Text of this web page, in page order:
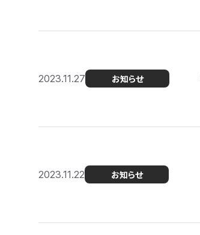
2023.11.27 お知らせ
2023.11.22 お知らせ